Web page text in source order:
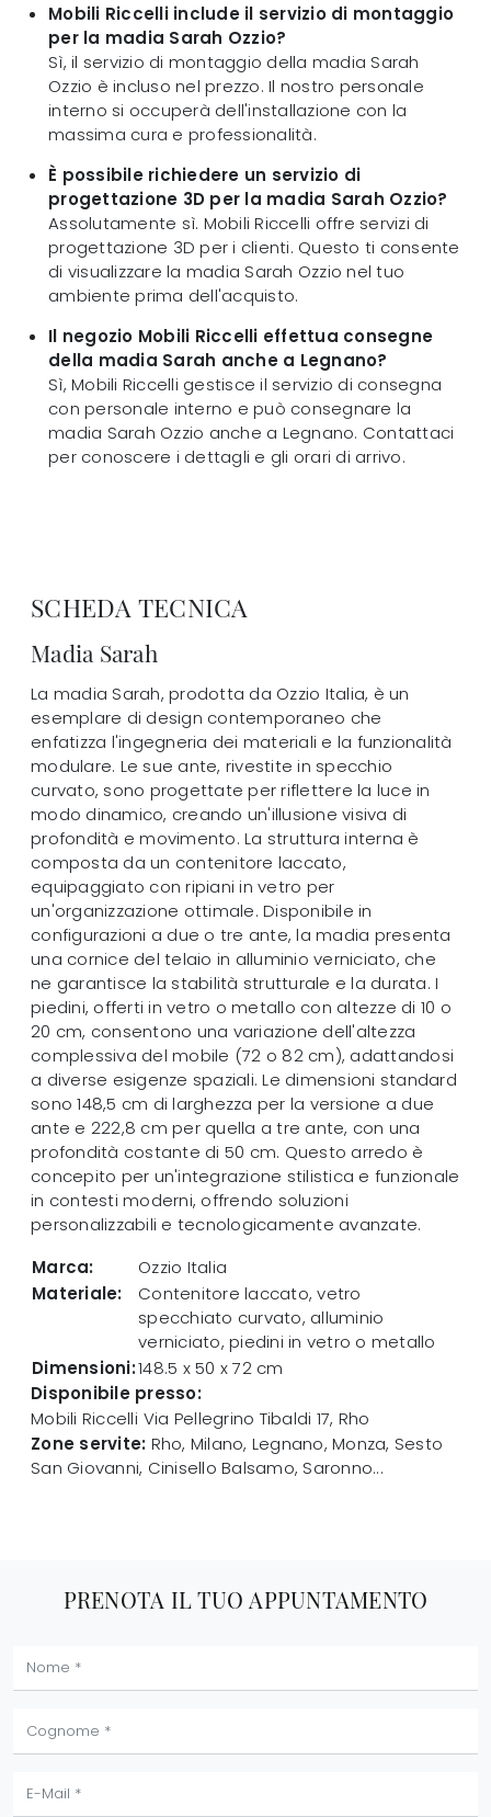
Mobili Riccelli include il servizio di montaggio
per la madia Sarah Ozzio?
Sì, il servizio di montaggio della madia Sarah
Ozzio è incluso nel prezzo. Il nostro personale
interno si occuperà dell'installazione con la
massima cura e professionalità.
È possibile richiedere un servizio di
progettazione 3D per la madia Sarah Ozzio?
Assolutamente sì. Mobili Riccelli offre servizi di
progettazione 3D per i clienti. Questo ti consente
di visualizzare la madia Sarah Ozzio nel tuo
ambiente prima dell'acquisto.
Il negozio Mobili Riccelli effettua consegne
della madia Sarah anche a Legnano?
Sì, Mobili Riccelli gestisce il servizio di consegna
con personale interno e può consegnare la
madia Sarah Ozzio anche a Legnano. Contattaci
per conoscere i dettagli e gli orari di arrivo.
SCHEDA TECNICA
Madia Sarah
La madia Sarah, prodotta da Ozzio Italia, è un
esemplare di design contemporaneo che
enfatizza l'ingegneria dei materiali e la funzionalità
modulare. Le sue ante, rivestite in specchio
curvato, sono progettate per riflettere la luce in
modo dinamico, creando un'illusione visiva di
profondità e movimento. La struttura interna è
composta da un contenitore laccato,
equipaggiato con ripiani in vetro per
un'organizzazione ottimale. Disponibile in
configurazioni a due o tre ante, la madia presenta
una cornice del telaio in alluminio verniciato, che
ne garantisce la stabilità strutturale e la durata. I
piedini, offerti in vetro o metallo con altezze di 10 o
20 cm, consentono una variazione dell'altezza
complessiva del mobile (72 o 82 cm), adattandosi
a diverse esigenze spaziali. Le dimensioni standard
sono 148,5 cm di larghezza per la versione a due
ante e 222,8 cm per quella a tre ante, con una
profondità costante di 50 cm. Questo arredo è
concepito per un'integrazione stilistica e funzionale
in contesti moderni, offrendo soluzioni
personalizzabili e tecnologicamente avanzate.
Marca:
Ozzio Italia
Materiale:
Contenitore laccato, vetro
specchiato curvato, alluminio
verniciato, piedini in vetro o metallo
Dimensioni:148.5 x 50 x 72 cm
Disponibile presso:
Mobili Riccelli Via Pellegrino Tibaldi 17, Rho
Zone servite: Rho, Milano, Legnano, Monza, Sesto
San Giovanni, Cinisello Balsamo, Saronno...
PRENOTA IL TUO APPUNTAMENTO